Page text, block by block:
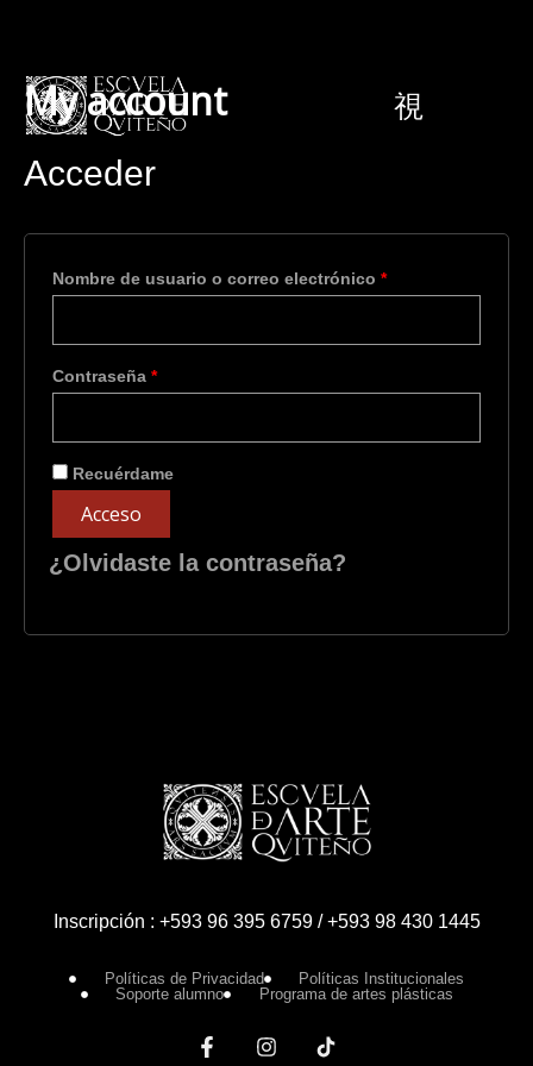
contenido
My account
Acceder
Nombre de usuario o correo electrónico *
Contraseña *
Recuérdame
Acceso
¿Olvidaste la contraseña?
Inscripción : +593 96 395 6759 / +593 98 430 1445
Políticas de Privacidad
Políticas Institucionales
Soporte alumno
Programa de artes plásticas
F
a
I
n